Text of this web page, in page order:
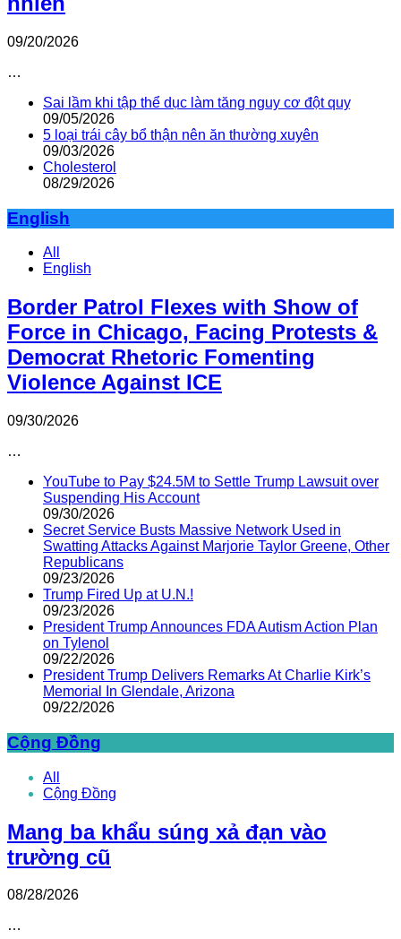
09/20/2026
…
Sai lầm khi tập thể dục làm tăng nguy cơ đột quỵ
09/05/2026
5 loại trái cây bổ thận nên ăn thường xuyên
09/03/2026
Cholesterol
08/29/2026
English
All
English
Border Patrol Flexes with Show of
Force in Chicago, Facing Protests &
Democrat Rhetoric Fomenting
Violence Against ICE
09/30/2026
…
YouTube to Pay $24.5M to Settle Trump Lawsuit over
Suspending His Account
09/30/2026
Secret Service Busts Massive Network Used in
Swatting Attacks Against Marjorie Taylor Greene, Other
Republicans
09/23/2026
Trump Fired Up at U.N.!
09/23/2026
President Trump Announces FDA Autism Action Plan
on Tylenol
09/22/2026
President Trump Delivers Remarks At Charlie Kirk’s
Memorial In Glendale, Arizona
09/22/2026
Cộng Đồng
All
Cộng Đồng
Mang ba khẩu súng xả đạn vào
trường cũ
08/28/2026
…